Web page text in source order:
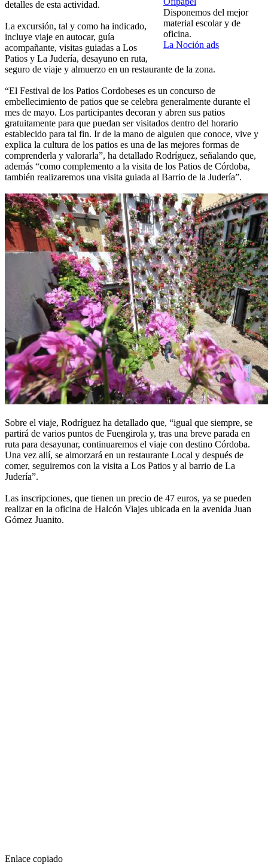
Disponemos del mejor
material escolar y de
oficina.
La Noción ads
detalles de esta actividad.
La excursión, tal y como ha indicado,
incluye viaje en autocar, guía
acompañante, visitas guiadas a Los
Patios y La Judería, desayuno en ruta,
seguro de viaje y almuerzo en un restaurante de la zona.
“El Festival de los Patios Cordobeses es un concurso de
embellecimiento de patios que se celebra generalmente durante el
mes de mayo. Los participantes decoran y abren sus patios
gratuitamente para que puedan ser visitados dentro del horario
establecido para tal fin. Ir de la mano de alguien que conoce, vive y
explica la cultura de los patios es una de las mejores formas de
comprenderla y valorarla”, ha detallado Rodríguez, señalando que,
además “como complemento a la visita de los Patios de Córdoba,
también realizaremos una visita guiada al Barrio de la Judería”.
Sobre el viaje, Rodríguez ha detallado que, “igual que siempre, se
partirá de varios puntos de Fuengirola y, tras una breve parada en
ruta para desayunar, continuaremos el viaje con destino Córdoba.
Una vez allí, se almorzará en un restaurante Local y después de
comer, seguiremos con la visita a Los Patios y al barrio de La
Judería”.
Las inscripciones, que tienen un precio de 47 euros, ya se pueden
realizar en la oficina de Halcón Viajes ubicada en la avenida Juan
Gómez Juanito.
Enlace copiado